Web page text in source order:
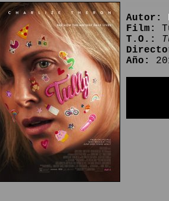
Autor:
Film:
T.O.:
Año: